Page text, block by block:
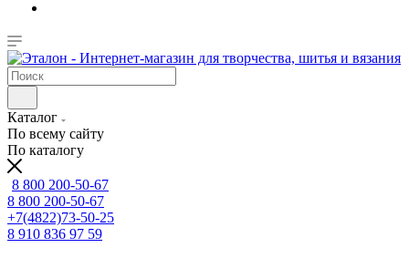
Каталог
По всему сайту
По каталогу
8 800 200-50-67
8 800 200-50-67
+7(4822)73-50-25
8 910 836 97 59